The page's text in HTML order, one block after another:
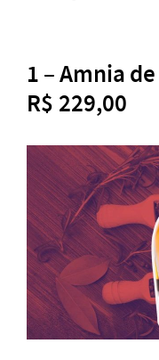
1 – Amnia
R$ 229,00